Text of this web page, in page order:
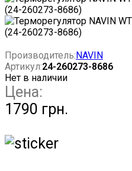
Производитель: NAVIN
Артикул:24-260273-8686
Нет в наличии
Цена:
1790 грн.